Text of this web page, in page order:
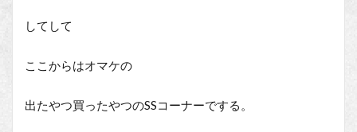
してして
ここからはオマケの
出たやつ買ったやつのSSコーナーでする。